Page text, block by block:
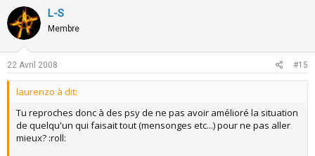
L-S
Membre
22 Avril 2008 #15
laurenzo à dit:
Tu reproches donc à des psy de ne pas avoir amélioré la situation
de quelqu'un qui faisait tout (mensonges etc...) pour ne pas aller
mieux? :roll: